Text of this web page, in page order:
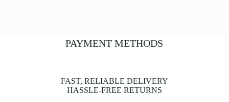
PAYMENT METHODS
FAST, RELIABLE DELIVERY
HASSLE-FREE RETURNS